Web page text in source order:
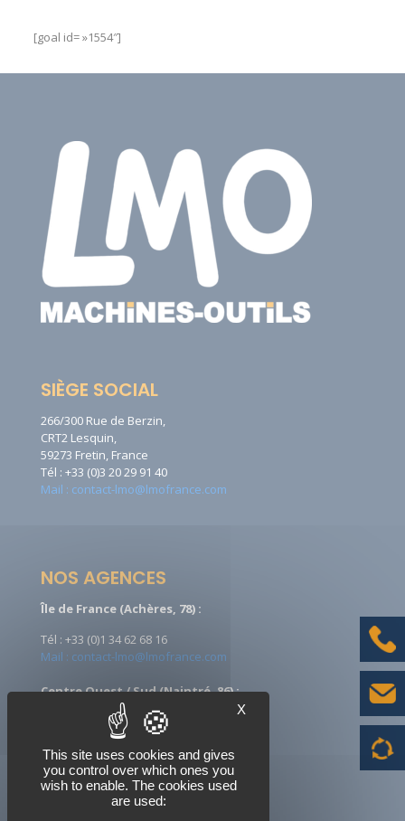
[goal id= »1554″]
SIÈGE SOCIAL
266/300 Rue de Berzin,
CRT2 Lesquin,
59273 Fretin, France
Tél : +33 (0)3 20 29 91 40
Mail : contact-lmo@lmofrance.com
NOS AGENCES
Île de France (Achères, 78) :
Tél : +33 (0)1 34 62 68 16
Mail : contact-lmo@lmofrance.com
Centre Ouest / Sud (Naintré, 86) :
Tél : +33 (0)5 49 90 08 09
Mail : ccontact-lmo@lmofrance.com
NOUS SUIVRE
X
This site uses cookies and gives
you control over which ones you
wish to enable. The cookies used
are used: